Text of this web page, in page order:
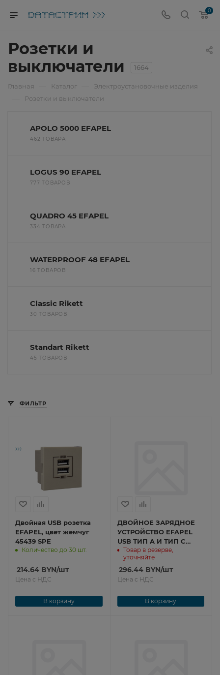
0
Розетки и
выключатели
1664
Главная Каталог Электроустановочные изделия
Розетки и выключатели
APOLO 5000 EFAPEL
462 ТОВАРА
LOGUS 90 EFAPEL
777 ТОВАРОВ
QUADRO 45 EFAPEL
334 ТОВАРА
WATERPROOF 48 EFAPEL
16 ТОВАРОВ
Classic Rikett
30 ТОВАРОВ
Standart Rikett
45 ТОВАРОВ
ФИЛЬТР
Двойная USB розетка
EFAPEL, цвет жемчуг
45439 SPE
Количество до 30 шт.
214.64 BYN/шт
Цена с НДС
В корзину
ДВОЙНОЕ ЗАРЯДНОЕ
УСТРОЙСТВО EFAPEL
USB ТИП A И ТИП C
EFAPEL - 2 МОД.
ЧЕРНЫЙ МАТОВЫЙ
45381 SPM
Товар в резерве,
уточняйте
296.44BYN/шт
Цена с НДС
В корзину